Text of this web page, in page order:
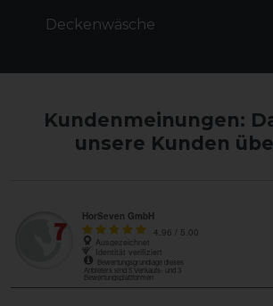
Deckenwäsche
Kundenmeinungen:
unsere Kunden